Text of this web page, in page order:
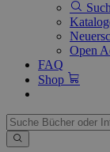
Open
FAQ
Shop